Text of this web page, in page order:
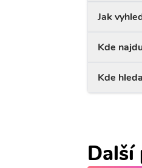
Jak
Kde
Kde
Další